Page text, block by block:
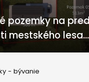
pozemky na
mestského lesa...
- bývanie